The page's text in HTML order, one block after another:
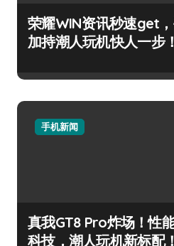
荣耀WIN资讯秒速get
加持潮人玩机快人一步！
手机新闻
真我GT8 Pro炸场！性
科技，潮人玩机新标配！